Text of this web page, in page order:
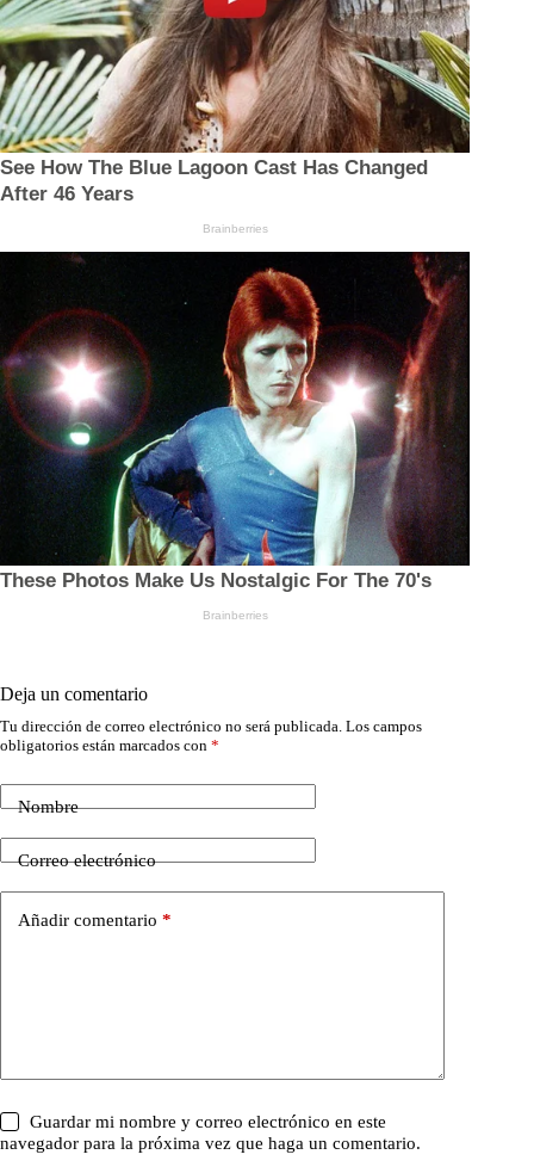
Deja un comentario
Tu dirección de correo electrónico no será publicada. Los campos
obligatorios están marcados con *
Nombre
Correo electrónico
Añadir comentario *
Guardar mi nombre y correo electrónico en este
navegador para la próxima vez que haga un comentario.